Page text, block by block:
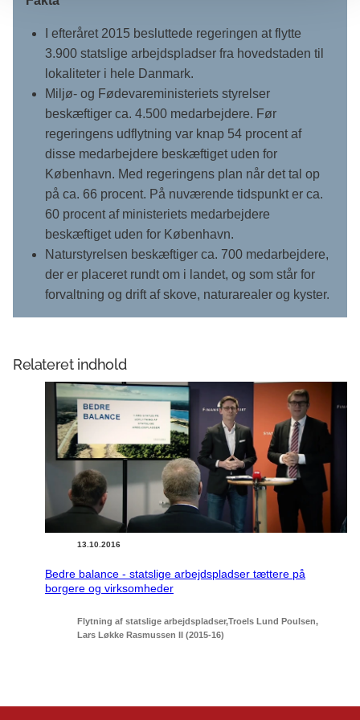
I efteråret 2015 besluttede regeringen at flytte
3.900 statslige arbejdspladser fra hovedstaden til
lokaliteter i hele Danmark.
Miljø- og Fødevareministeriets styrelser
beskæftiger ca. 4.500 medarbejdere. Før
regeringens udflytning var knap 54 procent af
disse medarbejdere beskæftiget uden for
København. Med regeringens plan når det tal op
på ca. 66 procent. På nuværende tidspunkt er ca.
60 procent af ministeriets medarbejdere
beskæftiget uden for København.
Naturstyrelsen beskæftiger ca. 700 medarbejdere,
der er placeret rundt om i landet, og som står for
forvaltning og drift af skove, naturarealer og kyster.
Relateret indhold
13.10.2016
Bedre balance - statslige arbejdspladser tættere på
borgere og virksomheder
Flytning af statslige arbejdspladser Troels Lund Poulsen
Lars Løkke Rasmussen II (2015-16)